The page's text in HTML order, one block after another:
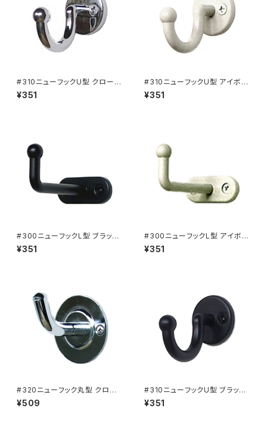
#310ニューフックU型 クローム
（901-1555）
¥351
#310ニューフックU型 アイボリ
ー（901-1557）
¥351
#300ニューフックL型 ブラック
ブラック（901-1553）
¥351
#300ニューフックL型 アイボリ
ー（901-1554）
¥351
#320ニューフック丸型 クロー
ム（901-1558）
¥509
#310ニューフックU型 ブラック
（901-1556）
¥351